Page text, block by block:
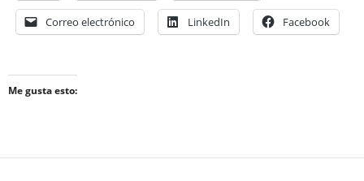
Correo electrónico LinkedIn Facebook
Me gusta esto: